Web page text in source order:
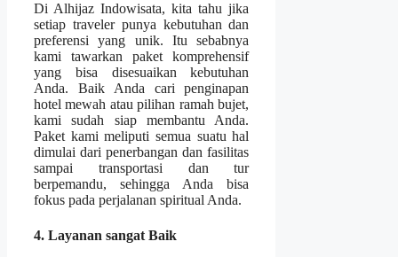
Di Alhijaz Indowisata, kita tahu jika
setiap traveler punya kebutuhan dan
preferensi yang unik. Itu sebabnya
kami tawarkan paket komprehensif
yang bisa disesuaikan kebutuhan
Anda. Baik Anda cari penginapan
hotel mewah atau pilihan ramah bujet,
kami sudah siap membantu Anda.
Paket kami meliputi semua suatu hal
dimulai dari penerbangan dan fasilitas
sampai transportasi dan tur
berpemandu, sehingga Anda bisa
fokus pada perjalanan spiritual Anda.
4. Layanan sangat Baik